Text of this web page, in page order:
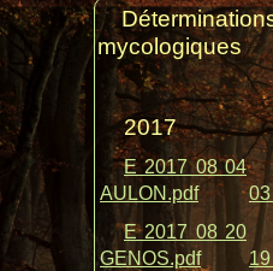
mycologiques
2017
E 2017 08 04
AULON.pdf
E 2017 08 20
GENOS.pdf